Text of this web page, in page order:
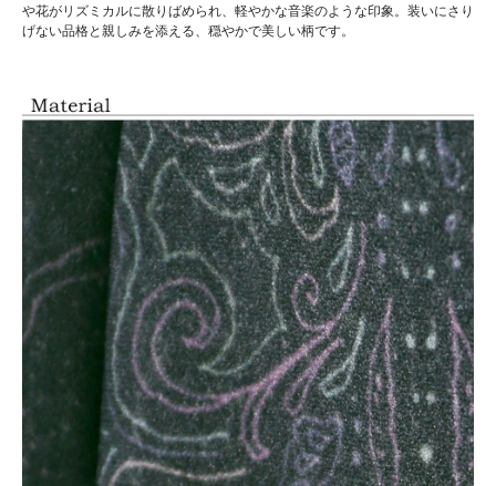
や花がリズミカルに散りばめられ、軽やかな音楽のような印象。装いにさり
げない品格と親しみを添える、穏やかで美しい柄です。